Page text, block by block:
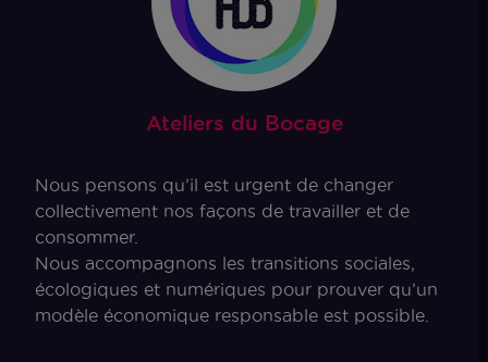
Ateliers du Bocage
Nous pensons qu’il est urgent de changer
collectivement nos façons de travailler et de
consommer.
Nous accompagnons les transitions sociales,
écologiques et numériques pour prouver qu’un
modèle économique responsable est possible.